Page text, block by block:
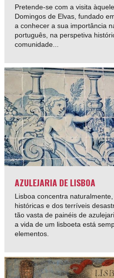
Pretende-se com a visita
Domingos de Elvas, fundado
a conhecer a sua importância
português, na perspetiva
comunidade...
AZULEJARIA DE LISBOA
Lisboa concentra
históricas e dos terríveis
tão vasta de painéis de
a vida de um lisboeta está
elementos.